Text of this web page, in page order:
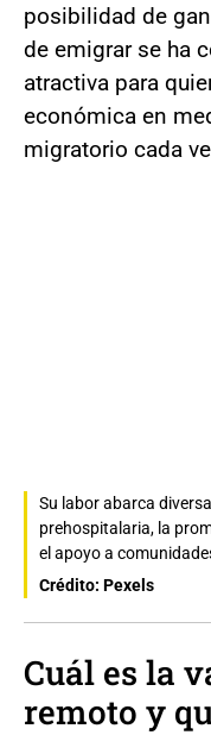
posibilidad de
de emigrar se ha
atractiva para
económica en
migratorio cada
Su labor abarca
prehospitalaria, la
el apoyo a
Crédito: Pexels
Cuál es la
remoto y